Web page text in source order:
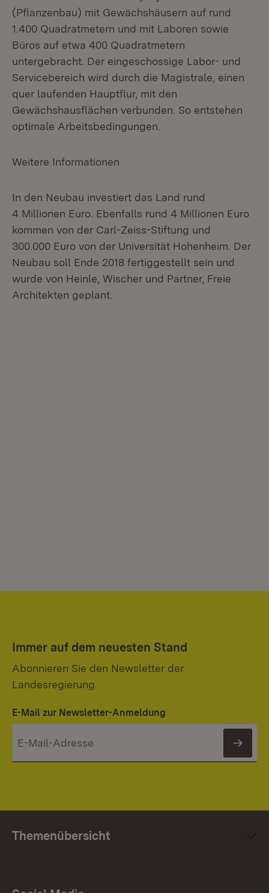
(Pflanzenbau) mit Gewächshäusern auf rund
1.400 Quadratmetern und mit Laboren sowie
Büros auf etwa 400 Quadratmetern
untergebracht. Der eingeschossige Labor- und
Servicebereich wird durch die Magistrale, einen
quer laufenden Hauptflur, mit den
Gewächshausflächen verbunden. So entstehen
optimale Arbeitsbedingungen.
Weitere Informationen
In den Neubau investiert das Land rund
4 Millionen Euro. Ebenfalls rund 4 Millionen Euro
kommen von der Carl-Zeiss-Stiftung und
300.000 Euro von der Universität Hohenheim. Der
Neubau soll Ende 2018 fertiggestellt sein und
wurde von Heinle, Wischer und Partner, Freie
Architekten geplant.
Immer auf dem neuesten Stand
Abonnieren Sie den Newsletter der
Landesregierung.
E-Mail zur Newsletter-Anmeldung
Themenübersicht